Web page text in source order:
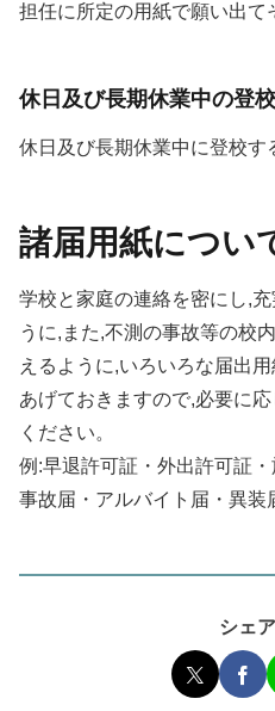
担任に所定の用紙で願い出て
休日及び長期休業中の登校
休日及び長期休業中に登校す
諸届用紙につい
学校と家庭の連絡を密にし,
うに,また,不測の事故等の校
えるように,いろいろな届出
あげておきますので,必要に
ください。
例:早退許可証・外出許可証
事故届・アルバイト届・異装
シェ